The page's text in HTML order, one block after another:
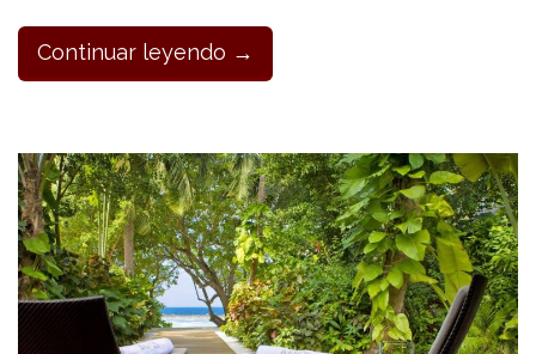
Continuar leyendo →